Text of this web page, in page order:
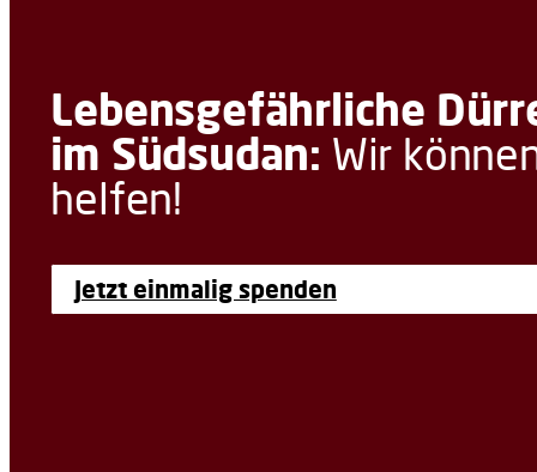
Lebensgefährliche
im Südsudan: Wir
helfen!
Jetzt einmalig spenden